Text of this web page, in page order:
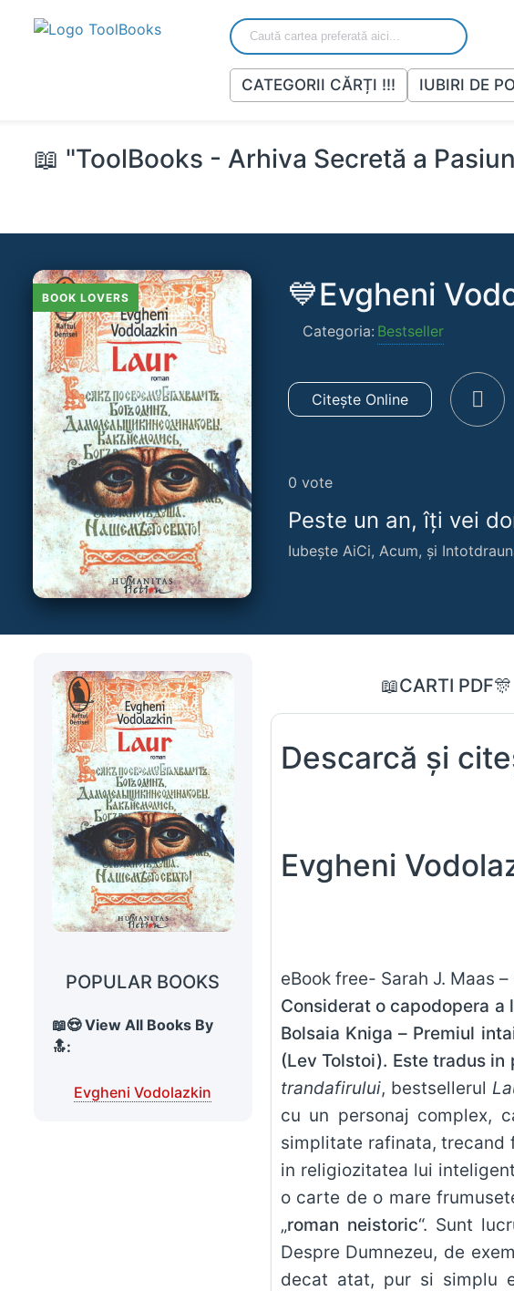
CATEGORII CĂRȚI !!! IUBIRI DE
📖 "ToolBooks - Arhiva Secretă a
BOOK LOVERS 💙Evgheni
Categoria: Bestseller
Citește Online
0 vote
Peste un an, îți vei
Iubește AiCi, Acum, și
POPULAR BOOKS
📖😍 View All Books By
🔝:
Evgheni Vodolazkin
📖CARTI
Descarcă și
Evgheni
Considerat o capodopera
Bolsaia Kniga – Premiul
(Lev Tolstoi). Este tradus
trandafirului, bestsellerul
cu un personaj complex,
simplitate rafinata, trecand
in religiozitatea lui
o carte de o mare
„roman neistoric“. Sunt lucruri despre care este mai ușor sa vorbesti in contextul unei Rusii stravechi.
Despre Dumnezeu, de
decat atat, pur si simplu